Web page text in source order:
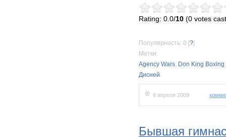
Rating: 0.0/10 (0 votes
Популярность: 0 [?]
Метки:
Agency Wars, Don King Boxing
Дисней
6 апреля 2009
Бывшая